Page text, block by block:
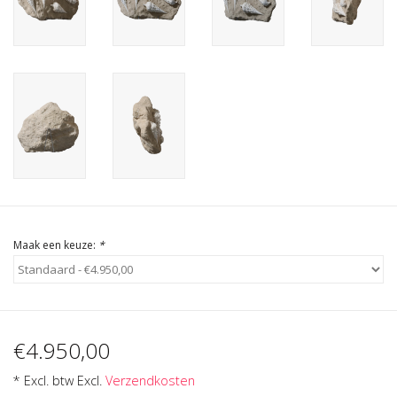
Maak een keuze: *
€4.950,00
* Excl. btw Excl. Verzendkosten